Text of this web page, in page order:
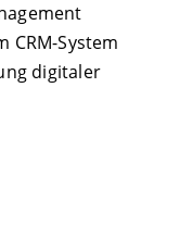
CRM-System
digitaler